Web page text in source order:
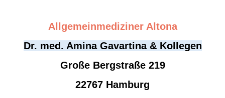
Allgemeinmediziner Altona
Dr. med. Amina Gavartina & Kollegen
Große Bergstraße 219
22767 Hamburg